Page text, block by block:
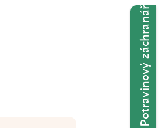
Potravinový záchranář